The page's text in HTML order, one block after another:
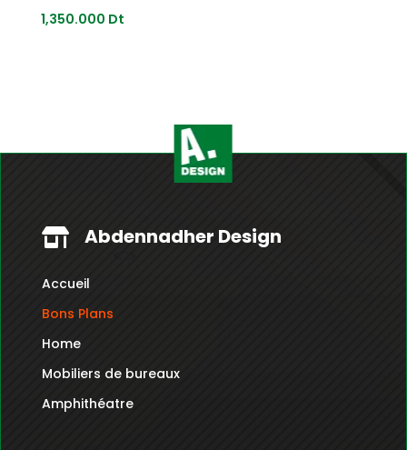
1,350.000 Dt
 Abdennadher Design
Accueil
Bons Plans
Home
Mobiliers de bureaux
Amphithéatre